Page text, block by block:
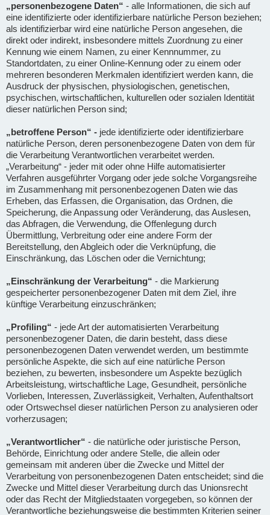
„personenbezogene Daten“ - alle Informationen, die sich auf
eine identifizierte oder identifizierbare natürliche Person beziehen;
als identifizierbar wird eine natürliche Person angesehen, die
direkt oder indirekt, insbesondere mittels Zuordnung zu einer
Kennung wie einem Namen, zu einer Kennnummer, zu
Standortdaten, zu einer Online-Kennung oder zu einem oder
mehreren besonderen Merkmalen identifiziert werden kann, die
Ausdruck der physischen, physiologischen, genetischen,
psychischen, wirtschaftlichen, kulturellen oder sozialen Identität
dieser natürlichen Person sind;
„betroffene Person“ - jede identifizierte oder identifizierbare
natürliche Person, deren personenbezogene Daten von dem für
die Verarbeitung Verantwortlichen verarbeitet werden.
„Verarbeitung“ - jeder mit oder ohne Hilfe automatisierter
Verfahren ausgeführter Vorgang oder jede solche Vorgangsreihe
im Zusammenhang mit personenbezogenen Daten wie das
Erheben, das Erfassen, die Organisation, das Ordnen, die
Speicherung, die Anpassung oder Veränderung, das Auslesen,
das Abfragen, die Verwendung, die Offenlegung durch
Übermittlung, Verbreitung oder eine andere Form der
Bereitstellung, den Abgleich oder die Verknüpfung, die
Einschränkung, das Löschen oder die Vernichtung;
„Einschränkung der Verarbeitung“ - die Markierung
gespeicherter personenbezogener Daten mit dem Ziel, ihre
künftige Verarbeitung einzuschränken;
„Profiling“ - jede Art der automatisierten Verarbeitung
personenbezogener Daten, die darin besteht, dass diese
personenbezogenen Daten verwendet werden, um bestimmte
persönliche Aspekte, die sich auf eine natürliche Person
beziehen, zu bewerten, insbesondere um Aspekte bezüglich
Arbeitsleistung, wirtschaftliche Lage, Gesundheit, persönliche
Vorlieben, Interessen, Zuverlässigkeit, Verhalten, Aufenthaltsort
oder Ortswechsel dieser natürlichen Person zu analysieren oder
vorherzusagen;
„Verantwortlicher“ - die natürliche oder juristische Person,
Behörde, Einrichtung oder andere Stelle, die allein oder
gemeinsam mit anderen über die Zwecke und Mittel der
Verarbeitung von personenbezogenen Daten entscheidet; sind die
Zwecke und Mittel dieser Verarbeitung durch das Unionsrecht
oder das Recht der Mitgliedstaaten vorgegeben, so können der
Verantwortliche beziehungsweise die bestimmten Kriterien seiner